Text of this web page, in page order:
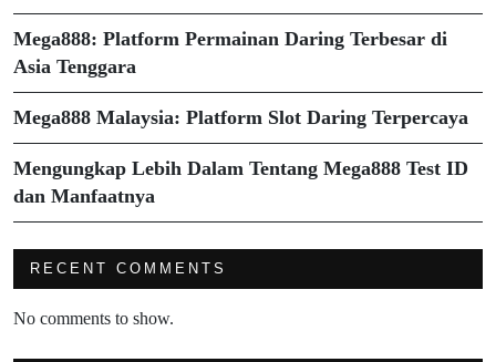
Mega888: Platform Permainan Daring Terbesar di
Asia Tenggara
Mega888 Malaysia: Platform Slot Daring Terpercaya
Mengungkap Lebih Dalam Tentang Mega888 Test ID
dan Manfaatnya
RECENT COMMENTS
No comments to show.